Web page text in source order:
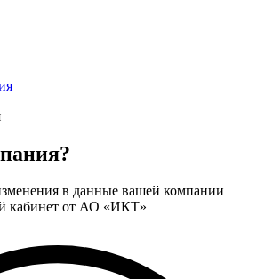
в данные вашей компании
кабинет от АО «ИКТ»